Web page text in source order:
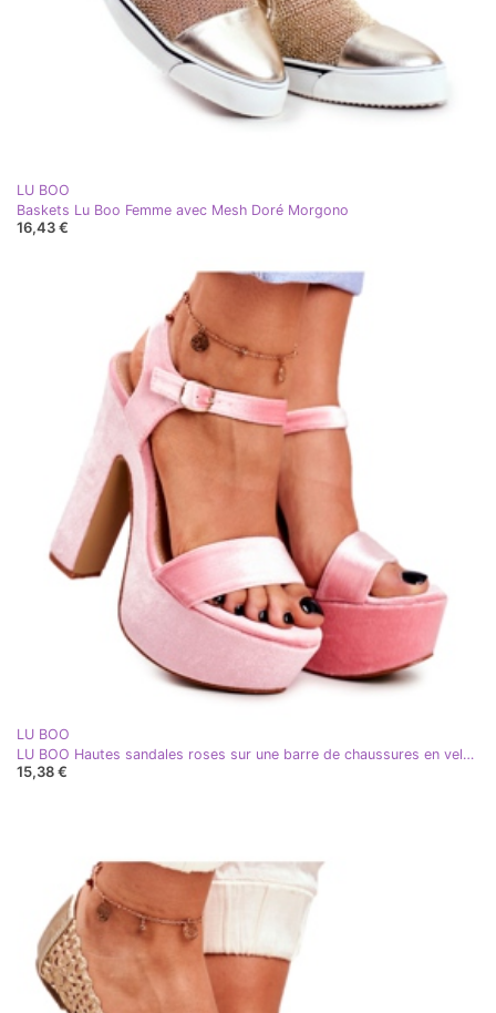
LU BOO
Baskets Lu Boo Femme avec Mesh Doré Morgono
16,43 €
LU BOO
LU BOO Hautes sandales roses sur une barre de chaussures en velours
15,38 €